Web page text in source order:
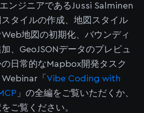
ンジニアであるJussi Salminen
タイルの作成、地図スタイル
地図の初期化、バウンディ
、GeoJSONデータのプレビュ
日常的なMapbox開発タスク
「 Vibe Coding with
」の全編をご覧いただくか、
ご覧ください。